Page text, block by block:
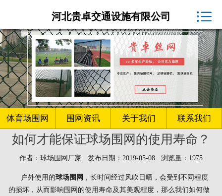
体育场围网厂家
球场围网
客户案例
围网资讯
生产车间
关于我们
联系我们
河北贵卓交通设施有限公司 
体育场围网 围网资讯 关于我们 联系我们
如何才能保证球场围网的使用寿命？
作者：球场围网厂家 发布日期：2019-05-08 浏览量：1975
户外使用的球场围网 ，长时间经过风吹日晒，会受到不同程度
的损坏，从而影响围网的使用寿命及其美观程度，那么我们如何做